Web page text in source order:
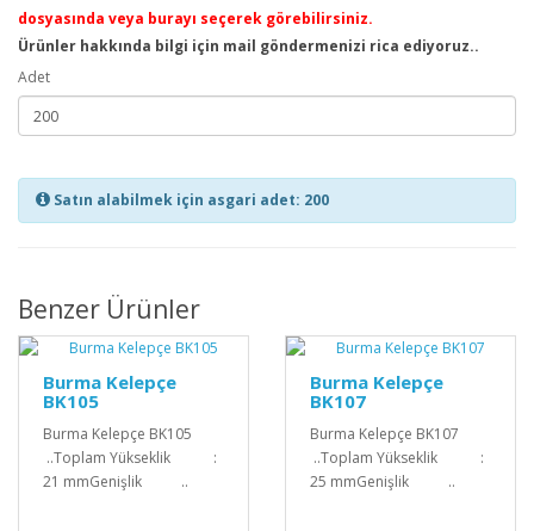
dosyasında veya burayı seçerek görebilirsiniz.
Ürünler hakkında bilgi için mail göndermenizi rica ediyoruz..
Adet
Satın alabilmek için asgari adet: 200
Benzer Ürünler
Burma Kelepçe
BK105
Burma Kelepçe BK105
..Toplam Yükseklik :
21 mmGenişlik ..
Burma Kelepçe
BK107
Burma Kelepçe BK107
..Toplam Yükseklik :
25 mmGenişlik ..